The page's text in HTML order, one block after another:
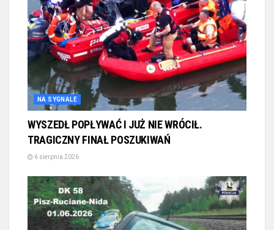
NA SYGNALE
WYSZEDŁ POPŁYWAĆ I JUŻ NIE WRÓCIŁ.
TRAGICZNY FINAŁ POSZUKIWAŃ
6 sierpnia 2026